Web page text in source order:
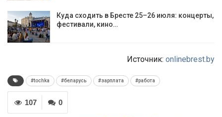
Куда сходить в Бресте 25–26 июля: концерты,
фестивали, кино…
Источник: onlinebrest.by
#tochka #беларусь #зарплата #работа
0
107